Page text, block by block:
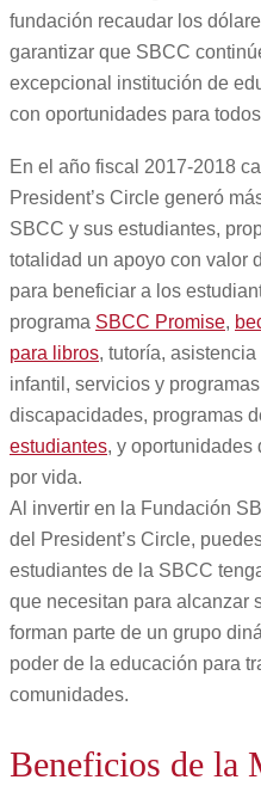
fundación recaudar los
garantizar que SBCC
excepcional institución de
con oportunidades para
En el año fiscal 2017-2018
President’s Circle generó
SBCC y sus estudiantes,
totalidad un apoyo con valor
para beneficiar a los
programa SBCC Promise,
para libros, tutoría,
infantil, servicios y
discapacidades, programas
estudiantes, y oportunidades
por vida.
Al invertir en la Fundación
del President’s Circle,
estudiantes de la SBCC
que necesitan para alcanzar
forman parte de un grupo
poder de la educación para
comunidades.
Beneficios de la